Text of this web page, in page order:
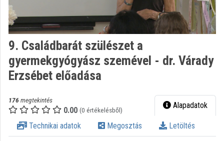
Intézmények
Közreműködők
Megjelenés: világos
9. Családbarát szülészet a
gyermekgyógyász szemével - dr. Várady
Erzsébet előadása
176 megtekintés
0.00 (0 értékelésből) Alapadatok
Technikai adatok Megosztás Letöltés